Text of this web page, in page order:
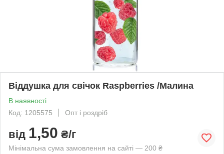
Віддушка для свічок Raspberries /Малина
В наявності
Код: 1205575
Опт і роздріб
від 1,50 ₴/г
Мінімальна сума замовлення на сайті — 200 ₴